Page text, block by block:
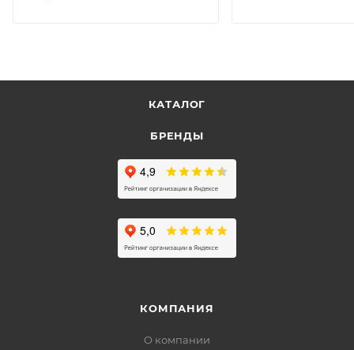
КАТАЛОГ
БРЕНДЫ
КОМПАНИЯ
О компании